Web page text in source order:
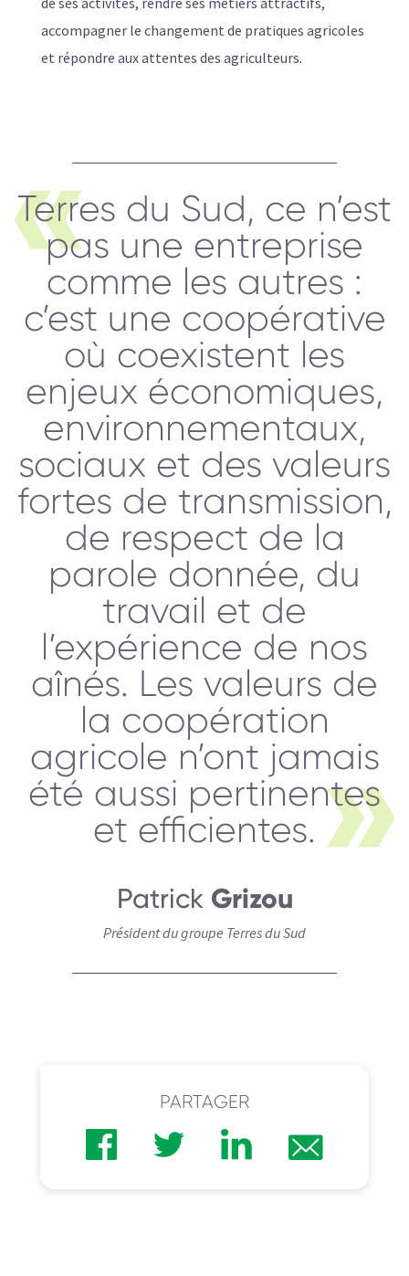
accompagner le changement de pratiques agricoles
et répondre aux attentes des agriculteurs.
Terres du Sud, ce n’est
pas une entreprise
comme les autres :
c’est une coopérative
où coexistent les
enjeux économiques,
environnementaux,
sociaux et des valeurs
fortes de transmission,
de respect de la
parole donnée, du
travail et de
l’expérience de nos
aînés. Les valeurs de
la coopération
agricole n’ont jamais
été aussi pertinentes
et efficientes.
Patrick Grizou
Président du groupe Terres du Sud
PARTAGER